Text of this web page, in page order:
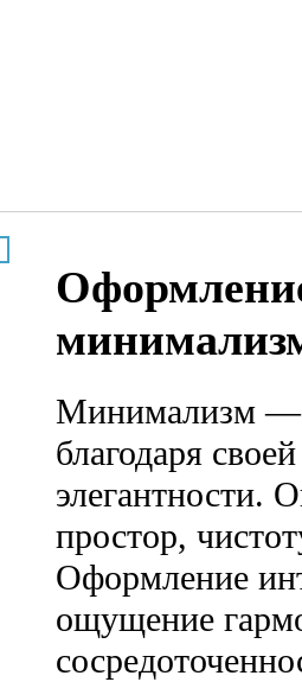
Минимализм —
благодаря
элегантности.
простор,
Оформление
ощущение